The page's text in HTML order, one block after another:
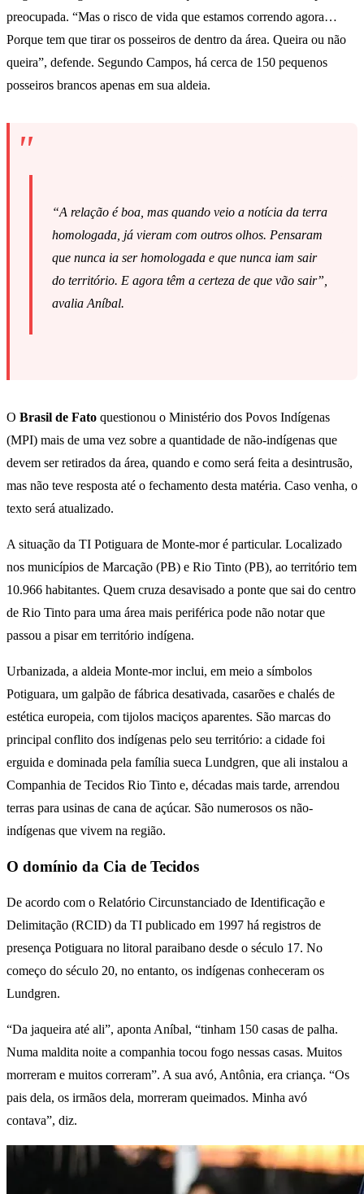
preocupada. “Mas o risco de vida que estamos correndo agora…
Porque tem que tirar os posseiros de dentro da área. Queira ou não
queira”, defende. Segundo Campos, há cerca de 150 pequenos
posseiros brancos apenas em sua aldeia.
“A relação é boa, mas quando veio a notícia da terra
homologada, já vieram com outros olhos. Pensaram
que nunca ia ser homologada e que nunca iam sair
do território. E agora têm a certeza de que vão sair”,
avalia Aníbal.
O Brasil de Fato questionou o Ministério dos Povos Indígenas
(MPI) mais de uma vez sobre a quantidade de não-indígenas que
devem ser retirados da área, quando e como será feita a desintrusão,
mas não teve resposta até o fechamento desta matéria. Caso venha, o
texto será atualizado.
A situação da TI Potiguara de Monte-mor é particular. Localizado
nos municípios de Marcação (PB) e Rio Tinto (PB), ao território tem
10.966 habitantes. Quem cruza desavisado a ponte que sai do centro
de Rio Tinto para uma área mais periférica pode não notar que
passou a pisar em território indígena.
Urbanizada, a aldeia Monte-mor inclui, em meio a símbolos
Potiguara, um galpão de fábrica desativada, casarões e chalés de
estética europeia, com tijolos maciços aparentes. São marcas do
principal conflito dos indígenas pelo seu território: a cidade foi
erguida e dominada pela família sueca Lundgren, que ali instalou a
Companhia de Tecidos Rio Tinto e, décadas mais tarde, arrendou
terras para usinas de cana de açúcar. São numerosos os não-
indígenas que vivem na região.
O domínio da Cia de Tecidos
De acordo com o Relatório Circunstanciado de Identificação e
Delimitação (RCID) da TI publicado em 1997 há registros de
presença Potiguara no litoral paraibano desde o século 17. No
começo do século 20, no entanto, os indígenas conheceram os
Lundgren.
“Da jaqueira até ali”, aponta Aníbal, “tinham 150 casas de palha.
Numa maldita noite a companhia tocou fogo nessas casas. Muitos
morreram e muitos correram”. A sua avó, Antônia, era criança. “Os
pais dela, os irmãos dela, morreram queimados. Minha avó
contava”, diz.